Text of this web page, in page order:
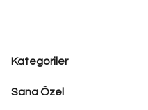
Kategoriler
Sana Özel